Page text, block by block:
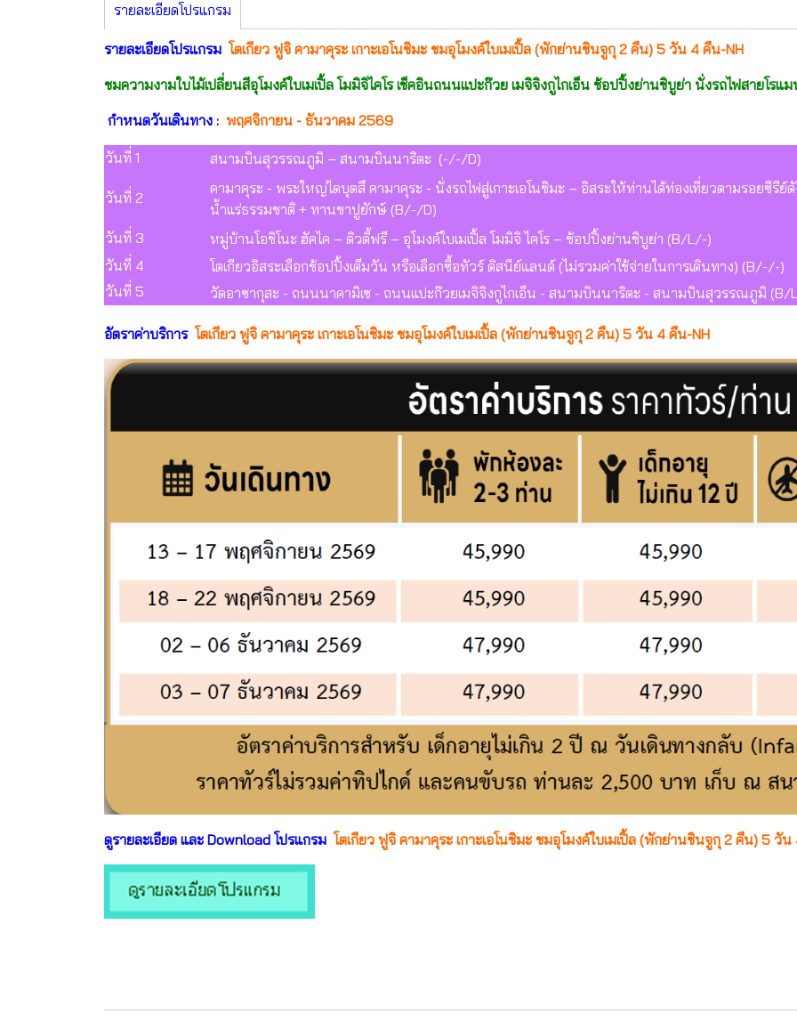
รายละเอียดโปรแกรม
รายละเอียดโปรแกรม โตเกียว ฟูจิ คามาคุระ เกาะเอโนชิมะ ชมอุโมงค์ใบเมเปิ้ล (พักย่านชินจูกุ 2 คืน) 5 วัน 4 คืน-NH
ชมความงามใบไม้เปลี่ยนสีอุโมงค์ใบเมเปิ้ล โมมิจิไคโร เช็คอินถนนแปะก๊วย เมจิจิงกูไกเอ็น ช้อปปิ้งย่านชิบูย่า นั่งรถไฟสายโรแม
กำหนดวันเดินทาง : พฤศจิกายน - ธันวาคม 2569
วันที่ 1 สนามบินสุวรรณภูมิ – สนามบินนาริตะ (-/-/D)
วันที่ 2
คามาคุระ - พระใหญ่ไดบุตสึ คามาคุระ - นั่งรถไฟสู่เกาะเอโนชิมะ – อิสระให้ท่านได้ท่องเที่ยวตามรอยซี
น้ำแร่ธรรมชาติ + ทานขาปูยักษ์ (B/-/D)
วันที่ 3
หมู่บ้านโอชิโนะ ฮัคไค – ดิวตี้ฟรี – อุโมงค์ใบเมเปิ้ล โมมิจิ ไคโร – ช้อปปิ้งย่านชิบูย่า (B/L/-)
วันที่ 4
โตเกียวอิสระเลือกช้อปปิ้งเต็มวัน หรือเลือกซื้อทัวร์ ดิสนีย์แลนด์ (ไม่รวมค่าใช้จ่ายในการเดินทาง) (B/-/-)
วันที่ 5
วัดอาซากุสะ - ถนนนาคามิเซ - ถนนแปะก๊วยเมจิจิงกูไกเอ็น - สนามบินนาริตะ - สนามบินสุวรรณภูมิ (B/
อัตราค่าบริการ โตเกียว ฟูจิ คามาคุระ เกาะเอโนชิมะ ชมอุโมงค์ใบเมเปิ้ล (พักย่านชินจูกุ 2 คืน) 5 วัน 4 คืน-NH
ดูรายละเอียด และ Download โปรแกรม โตเกียว ฟูจิ คามาคุระ เกาะเอโนชิมะ ชมอุโมงค์ใบเมเปิ้ล (พักย่านชินจูกุ 2 คืน) 5 วั